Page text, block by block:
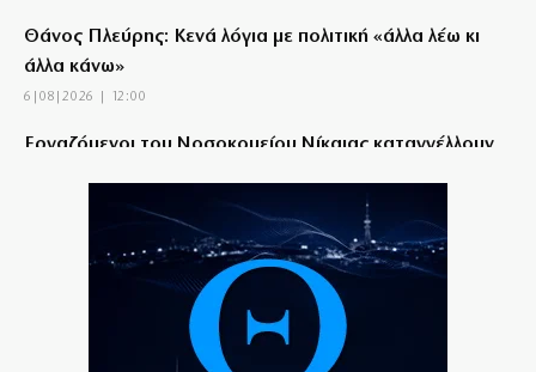
Θάνος Πλεύρης: Κενά λόγια με πολιτική «άλλα λέω κι
άλλα κάνω»
6|08|2026 | 12:00
Εργαζόμενοι του Νοσοκομείου Νίκαιας καταγγέλλουν
6|08|2026 | 11:51
Ούτε ίχνος αυτοκριτικής για την καταστροφή!
ΕΟΕ: Θερμή υποδοχή στους αθλητές της Εθνικής
ομάδας κωπηλασίας